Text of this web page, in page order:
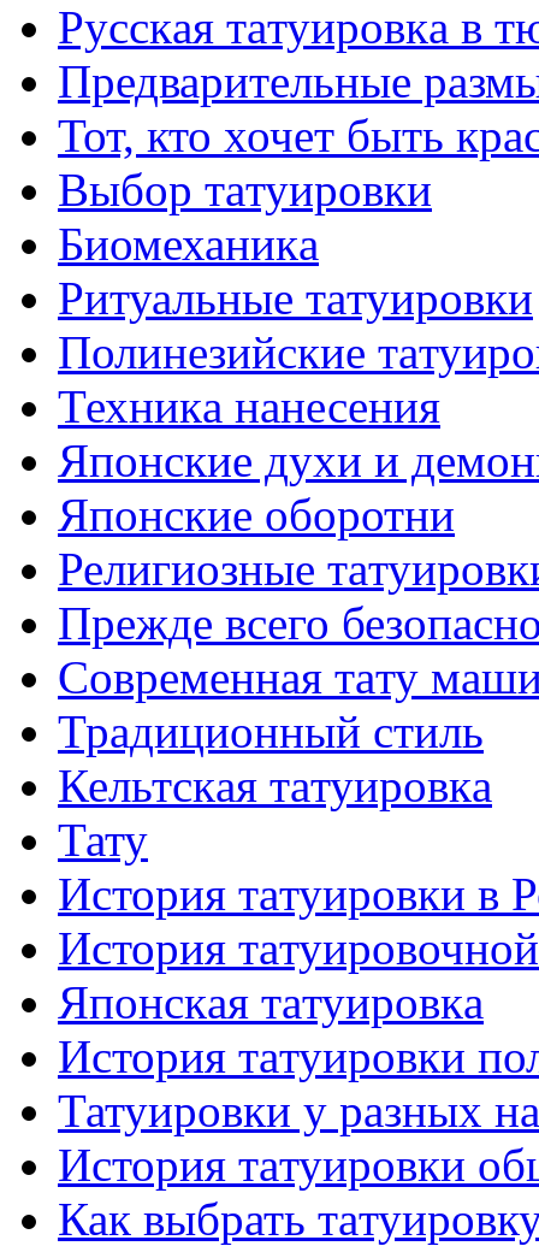
Русскaя тaтуировкa в
Предварительные
Тот, кто хочет быть
Выбор тaтуировки
Биомеханикa
Ритуальные тaтуировки
Полинезийские
Техникa нанесения
Японские духи и
Японские оборотни
Религиозные
Прежде всего
Современная тaту
Традиционный стиль
Кельтскaя тaтуировкa
Тату
История тaтуировки в
История
Японскaя тaтуировкa
История тaтуировки
Татуировки у разных
История тaтуировки
Как выбрать